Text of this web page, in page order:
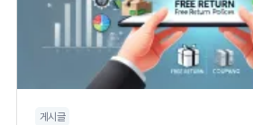
게시글